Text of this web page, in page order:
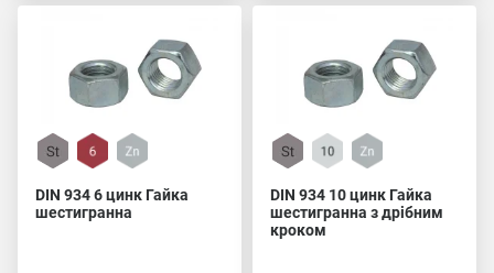
DIN 934 6 цинк Гайка
шестигранна
DIN 934 10 цинк Гайка
шестигранна з дрібним
кроком